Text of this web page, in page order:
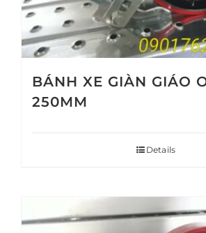
BÁNH XE GIÀN GIÁO
250MM
Details